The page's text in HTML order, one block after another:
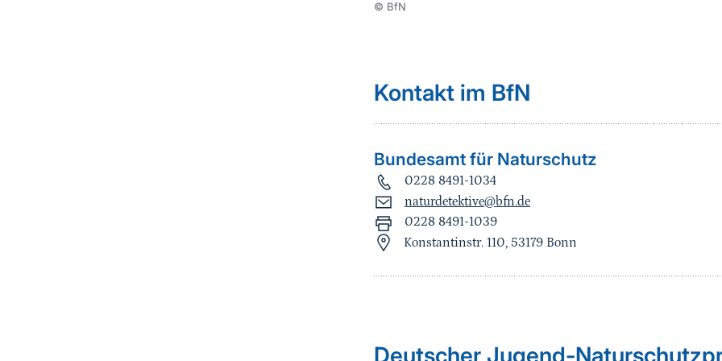
© BfN
Kontakt im BfN
Bundesamt für Naturschutz
0228 8491-1034
naturdetektive@bfn.de
0228 8491-1039
Konstantinstr. 110, 53179 Bonn
Deutscher Jugend-